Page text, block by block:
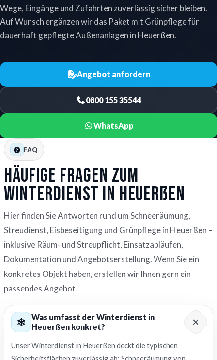
Wege, Eingänge und Zufahrten zuverlässig sicher bleiben.
Auf Wunsch ergänzen wir das Paket mit Grünpflege für
dauerhaft gepflegte Außenanlagen in Heuerßen.
Angebot anfordern
0800 155 35544
WhatsApp
FAQ
Häufige Fragen zum
Winterdienst in Heuerßen
Hier finden Sie Antworten rund um Schneeräumung,
Streudienst, Eisbeseitigung und Grünpflege in Heuerßen –
inklusive Räum- und Streupflicht, Einsatzabläufen,
Dokumentation und Angebotserstellung. Wenn Sie ein
konkretes Objekt haben, erstellen wir Ihnen gern ein
passendes Angebot.
Was umfasst der Winterdienst in
Heuerßen konkret?
Unser Winterdienst in Heuerßen deckt die typischen
Sicherheitsflächen zuverlässig ab: Schneeräumung von